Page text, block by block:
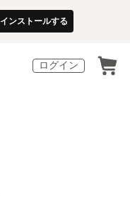
インストールする
ログイン